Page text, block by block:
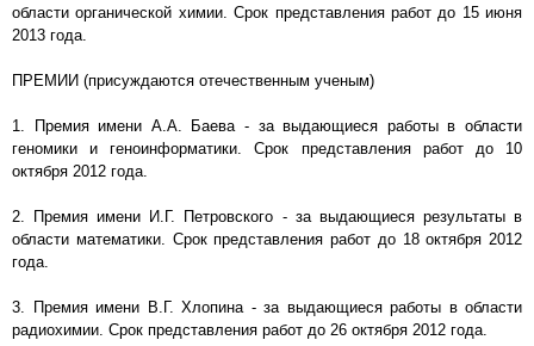
области органической химии. Срок представления работ до 15 июня
2013 года.
ПРЕМИИ (присуждаются отечественным ученым)
1. Премия имени А.А. Баева - за выдающиеся работы в области
геномики и геноинформатики. Срок представления работ до 10
октября 2012 года.
2. Премия имени И.Г. Петровского - за выдающиеся результаты в
области математики. Срок представления работ до 18 октября 2012
года.
3. Премия имени В.Г. Хлопина - за выдающиеся работы в области
радиохимии. Срок представления работ до 26 октября 2012 года.